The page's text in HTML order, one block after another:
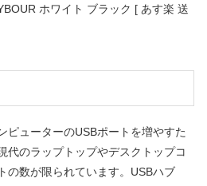
ホワイト ブラック [ あす楽 送
ピューターのUSBポートを増やすた
代のラップトップやデスクトップコ
の数が限られています。USBハブ